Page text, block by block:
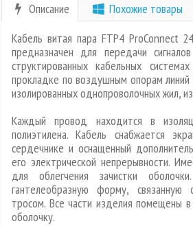
Описание
Похожие товары
Кабель витая пара FTP4 ProConnect
предназначен для передачи
структированных кабельных
прокладке по воздушным опорам линий
изолированных однопроволочных жил,
Каждый провод находится в
полиэтилена. Кабель снабжается
сердечнике и оснащенный
его электрической непрерывности.
для облегчения зачистки
гантелеобразную форму,
тросом. Все части изделия помещены
оболочку.